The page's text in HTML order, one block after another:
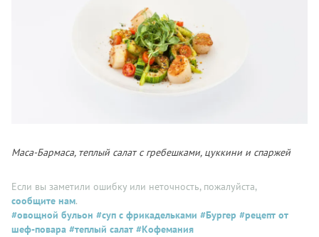
Маса-Бармаса, теплый салат с гребешками, цуккини и спаржей
Если вы заметили ошибку или неточность, пожалуйста,
сообщите нам.
#овощной бульон #суп с фрикадельками #Бургер #рецепт от
шеф-повара #теплый салат #Кофемания